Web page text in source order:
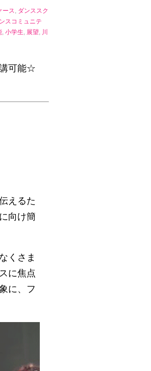
ース, ダンススク
スコミュニテ
, 小学生, 展望, 川
可能☆
えるた
向け簡
くさま
に焦点
に、フ